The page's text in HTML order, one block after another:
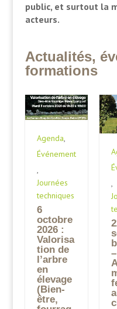
public, et surtout la
acteurs.
Actualités,
formations
Agenda,
Événement
,
Journées
techniques
6
octobre
2026 :
Valorisa
tion de
l’arbre
en
élevage
(Bien-
être,
,
–